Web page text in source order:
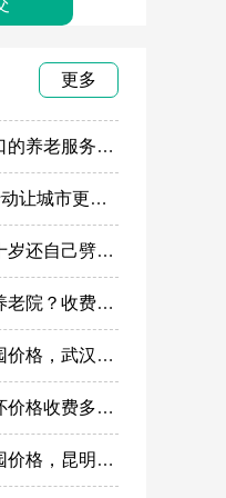
更多
上海虹口：打造家门口的养老服务“旗舰店”
江苏无锡：“适老化”行动让城市更有温度
不能让农村老人八九十岁还自己劈柴做饭
云南昆明有没有佛教养老院？收费多少
武汉泰康仙鹤湖纪念园价格，武汉泰康仙鹤湖纪念园墓地购买
武汉泰康楚园临终关怀价格收费多少，武汉高端安宁疗护，高端殡仪一条龙服务
昆明泰康抚仙湖纪念园价格，昆明高端殡葬墓地服务